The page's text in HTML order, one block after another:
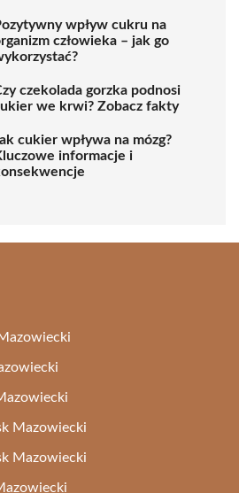
wpływ cukru na
człowieka – jak go
czekolada gorzka podnosi
we krwi? Zobacz fakty
cukier wpływa na mózg?
informacje i
Mazowiecki
Mazowiecki